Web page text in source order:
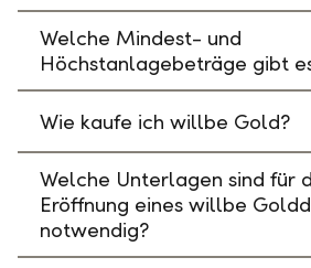
Welche Mindest- und
Höchstanlagebeträge gibt
Wie kaufe ich willbe Gold?
Welche Unterlagen sind für
Eröffnung eines willbe
notwendig?